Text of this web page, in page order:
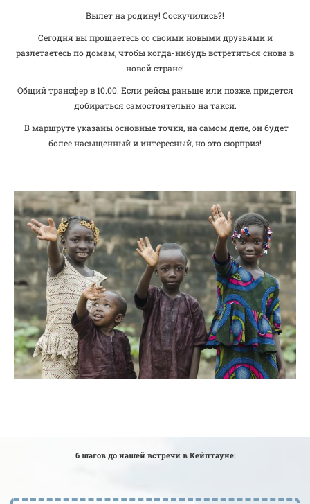
Вылет на родину! Соскучились?!
Сегодня вы прощаетесь со своими новыми друзьями и
разлетаетесь по домам, чтобы когда-нибудь встретиться снова в
новой стране!
Общий трансфер в 10.00. Если рейсы раньше или позже, придется
добираться самостоятельно на такси.
В маршруте указаны основные точки, на самом деле, он будет
более насыщенный и интересный, но это сюрприз!
6 шагов до нашей встречи в Кейптауне: